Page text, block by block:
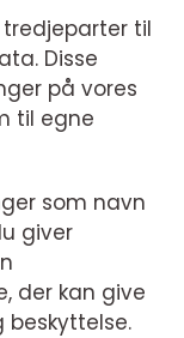
til
Disse
på vores
til egne
som navn
giver
der kan give